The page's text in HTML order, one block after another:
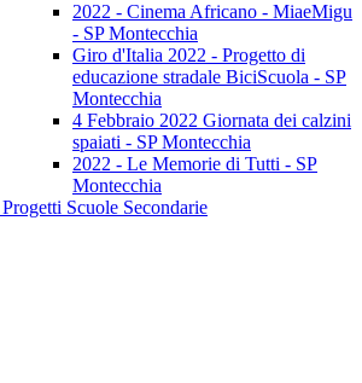
2022 - Cinema Africano - MiaeMigu
- SP Montecchia
Giro d'Italia 2022 - Progetto di
educazione stradale BiciScuola - SP
Montecchia
4 Febbraio 2022 Giornata dei calzini
spaiati - SP Montecchia
2022 - Le Memorie di Tutti - SP
Montecchia
Scuole Secondarie